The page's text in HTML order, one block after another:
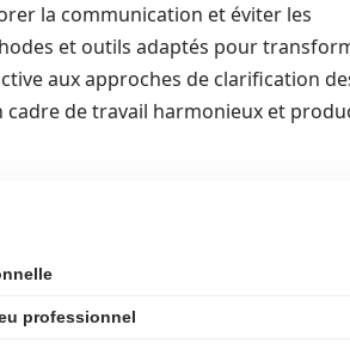
la communication et éviter les
et outils adaptés pour
aux approches de clarification
de travail harmonieux et
professionnel